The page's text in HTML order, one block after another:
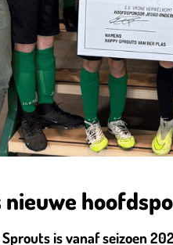
Sprouts is vanaf seizoen